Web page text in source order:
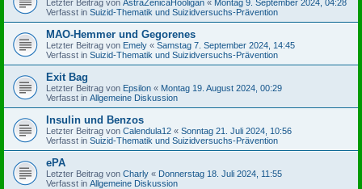
Letzter Beitrag von AstraZenicaHooligan « Montag 9. September 2024, 04:28
Verfasst in Suizid-Thematik und Suizidversuchs-Prävention
MAO-Hemmer und Gegorenes
Letzter Beitrag von Emely « Samstag 7. September 2024, 14:45
Verfasst in Suizid-Thematik und Suizidversuchs-Prävention
Exit Bag
Letzter Beitrag von Epsilon « Montag 19. August 2024, 00:29
Verfasst in Allgemeine Diskussion
Insulin und Benzos
Letzter Beitrag von Calendula12 « Sonntag 21. Juli 2024, 10:56
Verfasst in Suizid-Thematik und Suizidversuchs-Prävention
ePA
Letzter Beitrag von Charly « Donnerstag 18. Juli 2024, 11:55
Verfasst in Allgemeine Diskussion